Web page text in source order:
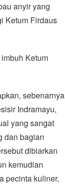
anyir yang
Ketum Firdaus
Ketum
sebenarnya
Indramayu,
yang sangat
dan bagian
dibiarkan
kemudian
pecinta kuliner,